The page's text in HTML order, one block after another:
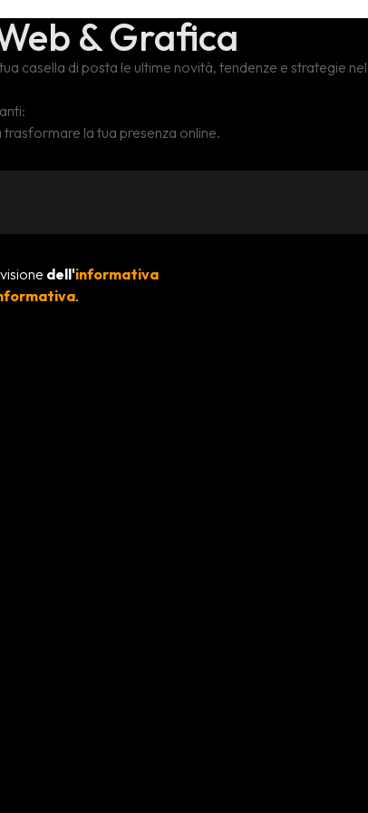
casella di posta le ultime novità, tendenze e strategie
la tua presenza online.
dell'informativa
.